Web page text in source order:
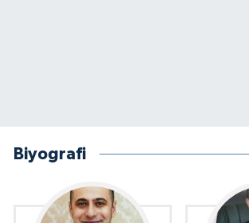
Biyografi